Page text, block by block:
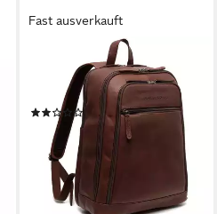
Fast ausverkauft
THE CHESTERFIELD BRAND
Laptoprucksack Wax Pull Up,
Leder
(1)
ab 172,90 € UVP 199,95 €
-14%
lieferbar - in 2-3 Werktagen bei dir